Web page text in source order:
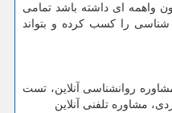
واهمه ای داشته باشد تمامی
شناسی را کسب کرده و بتواند
روانشناسی آنلاین، تست
مشاوره تلفنی آنلاین